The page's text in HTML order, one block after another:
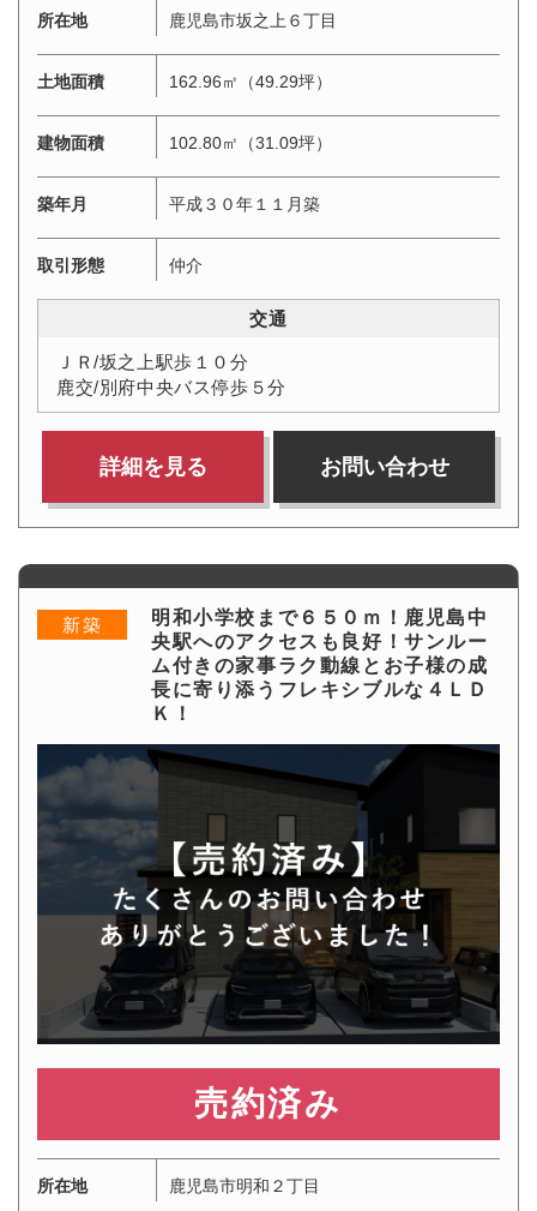
所在地 鹿児島市坂之上６丁目
土地面積 162.96㎡（49.29坪）
建物面積 102.80㎡（31.09坪）
築年月 平成３０年１１月築
取引形態 仲介
交通
ＪＲ/坂之上駅歩１０分
鹿交/別府中央バス停歩５分
詳細を見る お問い合わせ
新築
明和小学校まで６５０ｍ！鹿児島中
央駅へのアクセスも良好！サンルー
ム付きの家事ラク動線とお子様の成
長に寄り添うフレキシブルな４ＬＤ
Ｋ！
3,420万円
所在地 鹿児島市明和２丁目